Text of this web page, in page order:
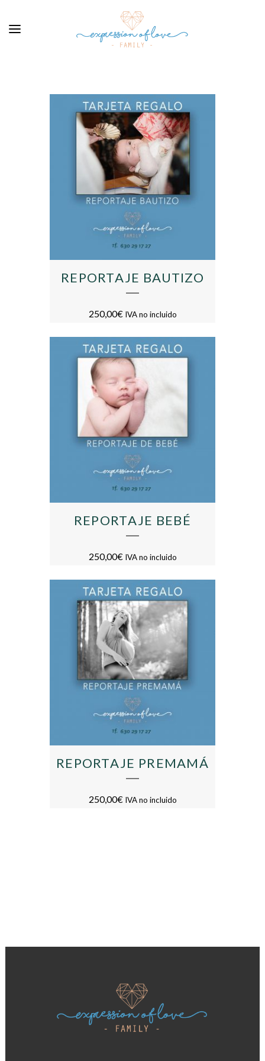
REPORTAJE BAUTIZO
250,00€ IVA no incluido
REPORTAJE BEBÉ
250,00€ IVA no incluido
REPORTAJE PREMAMÁ
250,00€ IVA no incluido